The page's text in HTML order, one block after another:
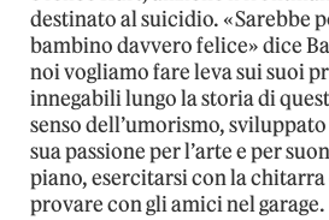
destinato al suicidio. «Sarebbe
bambino davvero felice» dice
noi vogliamo fare leva sui suoi
innegabili lungo la storia di
senso dell’umorismo,
sua passione per l’arte e per
piano, esercitarsi con la
provare con gli amici nel garage.